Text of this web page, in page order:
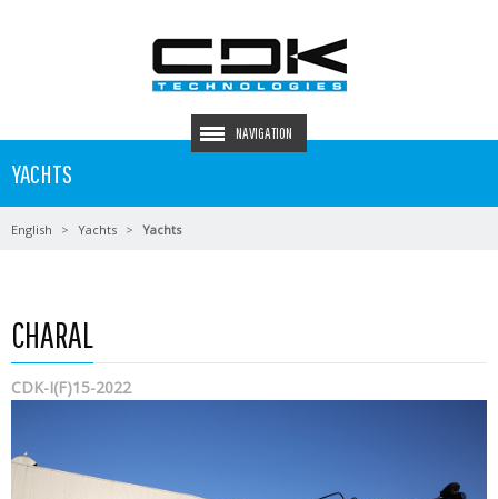
NAVIGATION
YACHTS
English Yachts Yachts
CHARAL
CDK-I(F)15-2022